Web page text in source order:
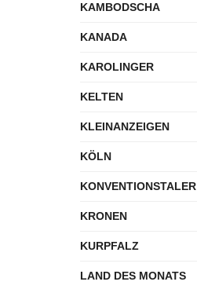
KAMBODSCHA
KANADA
KAROLINGER
KELTEN
KLEINANZEIGEN
KÖLN
KONVENTIONSTALER
KRONEN
KURPFALZ
LAND DES MONATS